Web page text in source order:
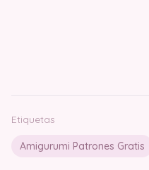
Etiquetas
Amigurumi Patrones Gratis